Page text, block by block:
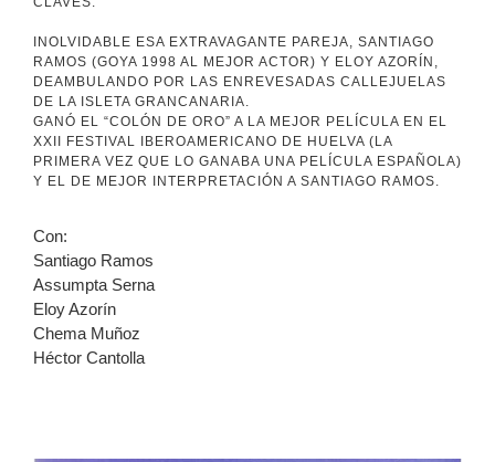
INOLVIDABLE ESA EXTRAVAGANTE PAREJA, SANTIAGO
RAMOS (GOYA 1998 AL MEJOR ACTOR) Y ELOY AZORÍN,
DEAMBULANDO POR LAS ENREVESADAS CALLEJUELAS
DE LA ISLETA GRANCANARIA.
GANÓ EL “COLÓN DE ORO” A LA MEJOR PELÍCULA EN EL
XXII FESTIVAL IBEROAMERICANO DE HUELVA (LA
PRIMERA VEZ QUE LO GANABA UNA PELÍCULA ESPAÑOLA)
Y EL DE MEJOR INTERPRETACIÓN A SANTIAGO RAMOS.
Con:
Santiago Ramos
Assumpta Serna
Eloy Azorín
Chema Muñoz
Héctor Cantolla